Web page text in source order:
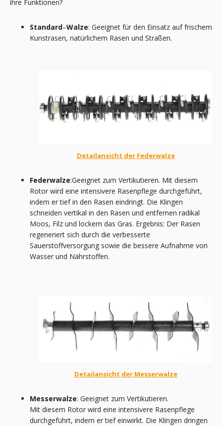
ihre Funktionen?
Standard–Walze: Geeignet für den Einsatz auf frischem
Kunstrasen, natürlichem Rasen und Straßen.
Detailansicht der Federwalze
Federwalze:Geeignet zum Vertikutieren. Mit diesem
Rotor wird eine intensivere Rasenpflege durchgeführt,
indem er tief in den Rasen eindringt. Die Klingen
schneiden vertikal in den Rasen und entfernen radikal
Moos, Filz und lockern das Gras. Ergebnis: Der Rasen
regeneriert sich durch die verbesserte
Sauerstoffversorgung sowie die bessere Aufnahme von
Wasser und Nährstoffen.
Detailansicht der Messerwalze
Messerwalze: Geeignet zum Vertikutieren.
Mit diesem Rotor wird eine intensivere Rasenpflege
durchgeführt, indem er tief einwirkt. Die Klingen dringen